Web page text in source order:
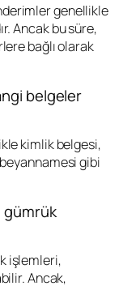
genellikle
Ancak bu süre,
bağlı olarak
belgeler
kimlik belgesi,
gibi
gümrük
işlemleri,
Ancak,